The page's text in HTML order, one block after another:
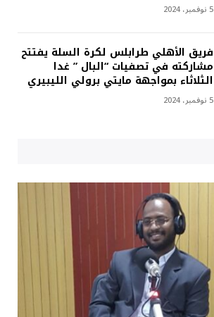
5 نوفمبر، 2024
فريق الأهلي طرابلس لكرة السلة يفتتح
مشاركته في تصفيات “البال ” غدا
الثلاثاء بمواجهة مايتي برولي الليبيري
5 نوفمبر، 2024